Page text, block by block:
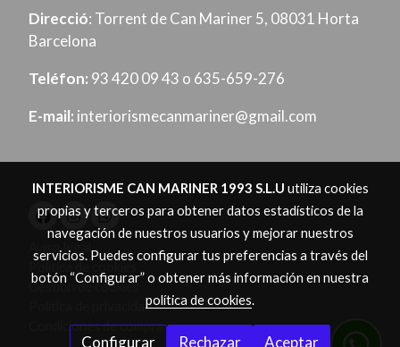
Direcció: Torrent de Can Mariner 5, 08031 Horta
Barcelona
Teléfon: 93 420 09 43 o 635-659-276
E-mail: interiorismecanmariner@gmail.com
Aviso legal
Gestión de cookies
Política de privacidad
Condiciones de compra
INTERIORISME CAN MARINER 1993 S.L.U utiliza cookies
propias y terceros para obtener datos estadísticos de la
navegación de nuestros usuarios y mejorar nuestros
servicios. Puedes configurar tus preferencias a través del
botón “Configurar” o obtener más información en nuestra
política de cookies.
Configurar Rechazar Aceptar